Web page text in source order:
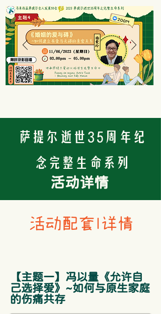
萨提尔逝世35周年纪
念完整生命系列
​活动详情
​活动配套1详情
​【主题一】冯以量《允许自
己选择爱》~如何与原生家庭
的伤痛共存